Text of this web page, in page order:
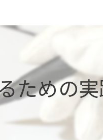
買取
ゴミ屋敷
ための